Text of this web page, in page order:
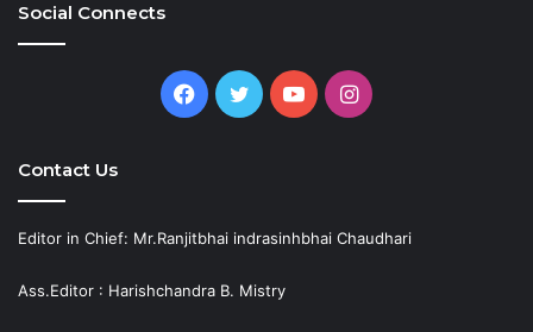
Social Connects
Facebook
TwitterYouTubeInstagram
Contact Us
Editor in Chief: Mr.Ranjitbhai indrasinhbhai Chaudhari
Ass.Editor : Harishchandra B. Mistry